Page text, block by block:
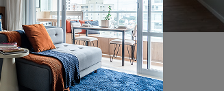
Butantã • Rua Sapetuba
Mobiliado • 43m² • 2 dorms
Aluguel R$ 3.966